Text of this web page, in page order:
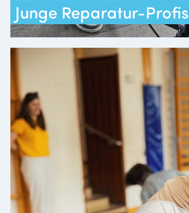
Junge Reparatur-Profis